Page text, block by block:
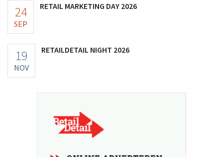
24
SEP
RETAIL MARKETING DAY 2026
19
NOV
RETAILDETAIL NIGHT 2026